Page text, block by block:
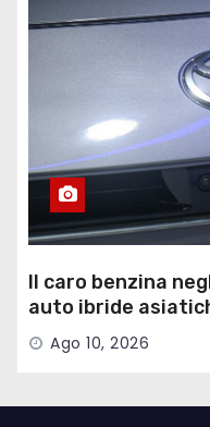
Il caro benzina
auto ibride
Ago 10, 2026